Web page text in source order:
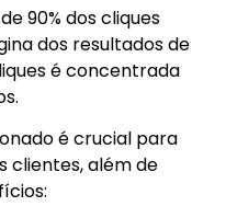
90% dos cliques
dos resultados de
é concentrada
é crucial para
clientes, além de